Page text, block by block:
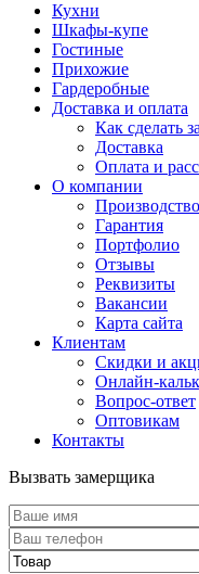
Кухни
Шкафы-купе
Гостиные
Прихожие
Гардеробные
Доставка и оплата
Как сделать
Доставка
Оплата и
О компании
Производство
Гарантия
Портфолио
Отзывы
Реквизиты
Вакансии
Карта сайта
Клиентам
Скидки и
Онлайн-
Вопрос-ответ
Оптовикам
Контакты
Вызвать замерщика